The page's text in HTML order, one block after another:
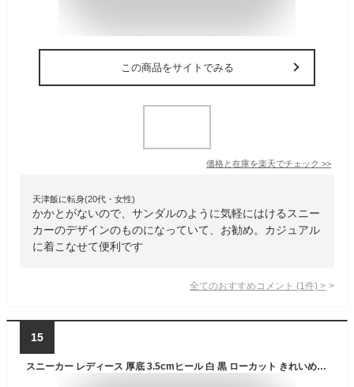
この商品をサイトでみる
価格と在庫を楽天でチェック >>
天津飯に転身(20代・女性)
かかとがないので、サンダルのように気軽にはけるスニー
カーのデザインのものになっていて、お勧め。カジュアル
に着こなせて便利です
全てのおすすめコメント (1 件) >
15
スニーカー レディース 厚底 3.5cmヒール 白 黒 ローカット きれいめ シンプル 無地 キャンバス 洗える クッションインソール レースアップ おしゃれ 歩きやすい ブラック ホワイト グレー 22.5-25cm No.5375 リバティードール